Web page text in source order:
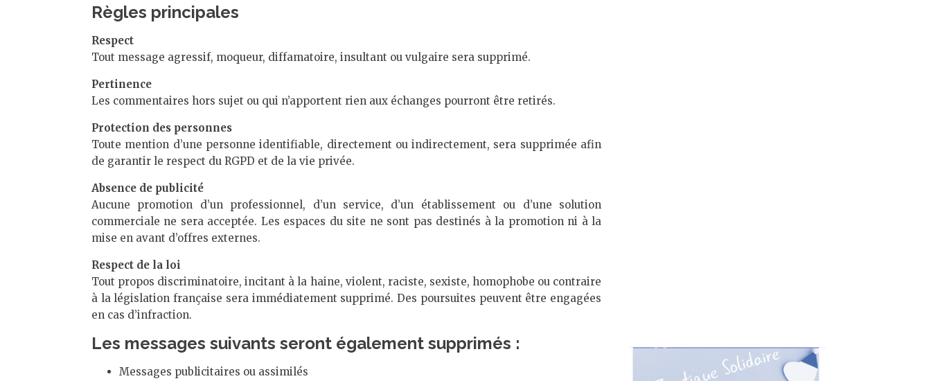
Règles principales
Respect
Tout message agressif, moqueur, diffamatoire, insultant ou vulgaire sera supprimé.
Pertinence
Les commentaires hors sujet ou qui n’apportent rien aux échanges pourront être retirés.
Protection des personnes
Toute mention d’une personne identifiable, directement ou indirectement, sera supprimée afin
de garantir le respect du RGPD et de la vie privée.
Absence de publicité
Aucune promotion d’un professionnel, d’un service, d’un établissement ou d’une solution
commerciale ne sera acceptée. Les espaces du site ne sont pas destinés à la promotion ni à la
mise en avant d’offres externes.
Respect de la loi
Tout propos discriminatoire, incitant à la haine, violent, raciste, sexiste, homophobe ou contraire
à la législation française sera immédiatement supprimé. Des poursuites peuvent être engagées
en cas d’infraction.
Les messages suivants seront également supprimés :
Messages publicitaires ou assimilés